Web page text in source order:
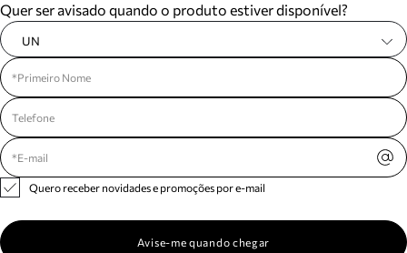
Quer ser avisado quando o produto estiver disponível?
UN
Quero receber novidades e promoções por e-mail
Avise-me quando chegar